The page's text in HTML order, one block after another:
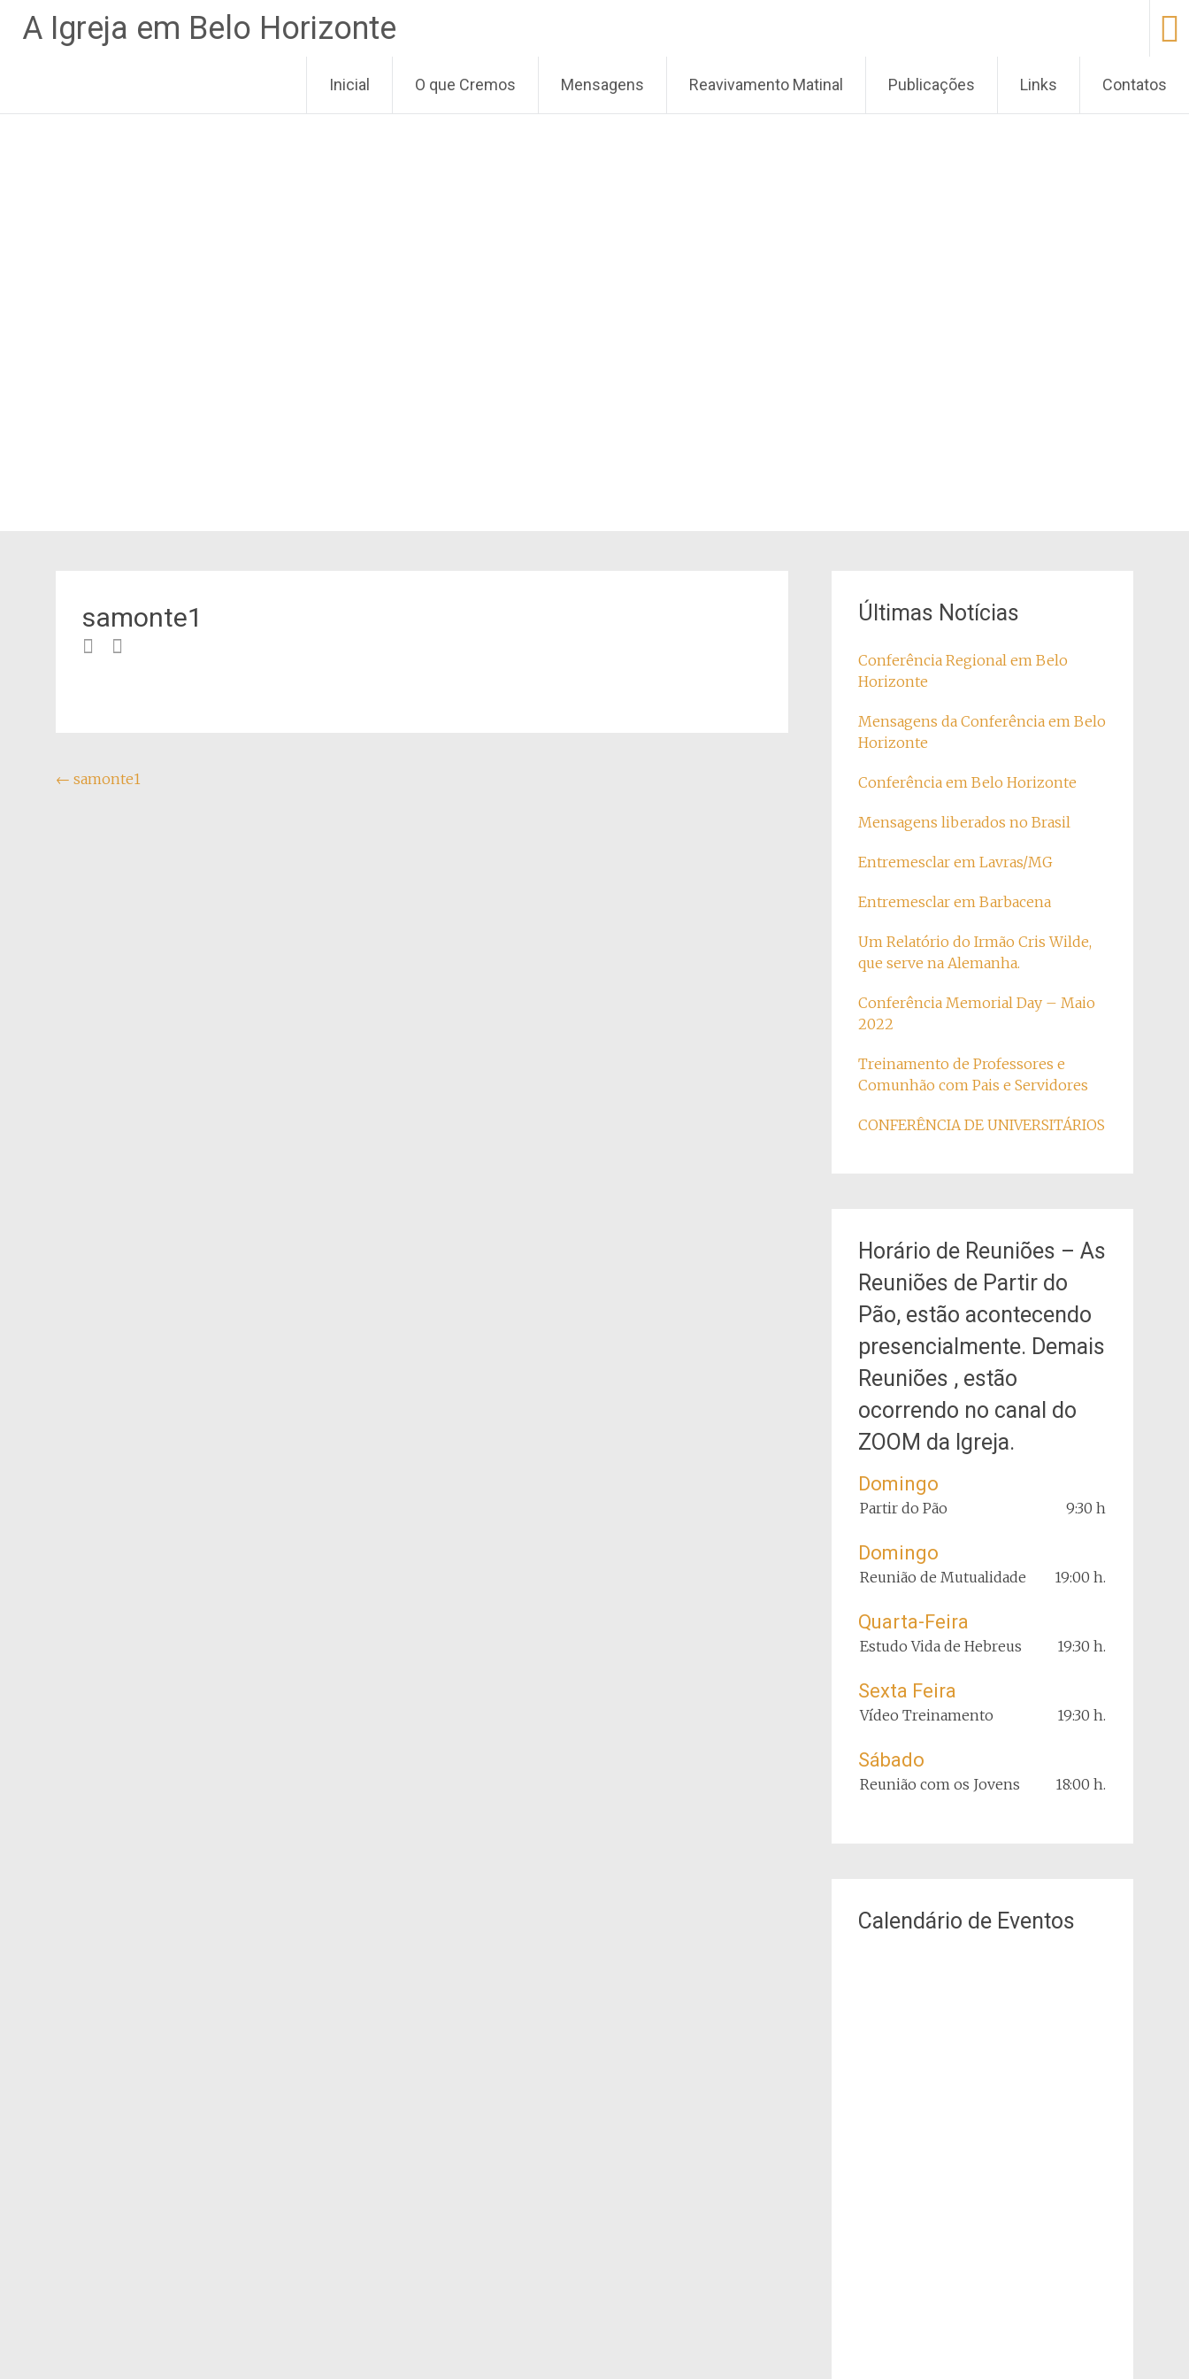
paraA Igreja em Belo Horizonte
Inicial O que Cremos Mensagens Reavivamento Matinal Publicações Links Contatos
samonte1
Navegação
← samonte1
Últimas Notícias
Conferência Regional em Belo
Horizonte
Mensagens da Conferência em Belo
Horizonte
Conferência em Belo Horizonte
Mensagens liberados no Brasil
Entremesclar em Lavras/MG
Entremesclar em Barbacena
Um Relatório do Irmão Cris Wilde,
que serve na Alemanha.
Conferência Memorial Day – Maio
2022
Treinamento de Professores e
Comunhão com Pais e Servidores
CONFERÊNCIA DE UNIVERSITÁRIOS
Horário de Reuniões – As
Reuniões de Partir do
Pão, estão acontecendo
presencialmente. Demais
Reuniões , estão
ocorrendo no canal do
ZOOM da Igreja.
Domingo
Partir do Pão 9:30 h
Domingo
Reunião de Mutualidade 19:00 h.
Quarta-Feira
Estudo Vida de Hebreus 19:30 h.
Sexta Feira
Vídeo Treinamento 19:30 h.
Sábado
Reunião com os Jovens 18:00 h.
Calendário de Eventos